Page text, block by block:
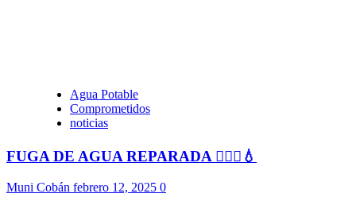
Agua Potable
Comprometidos
noticias
FUGA DE AGUA REPARADA 👷🏻‍♂️💧
Muni Cobán febrero 12, 2025 0